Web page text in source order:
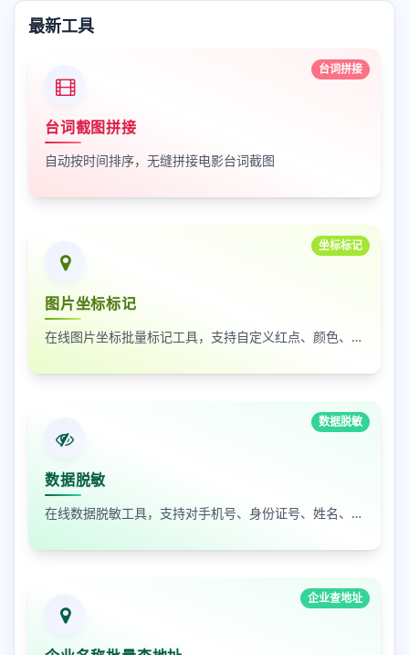
最新工具
台词拼接
台词截图拼接
自动按时间排序，无缝拼接电影台词截图
坐标标记
图片坐标标记
在线图片坐标批量标记工具，支持自定义红点、颜色、大小及序号
数据脱敏
数据脱敏
在线数据脱敏工具，支持对手机号、身份证号、姓名、邮箱等敏感数据进行批量脱敏处理，保护隐私安全
企业查地址